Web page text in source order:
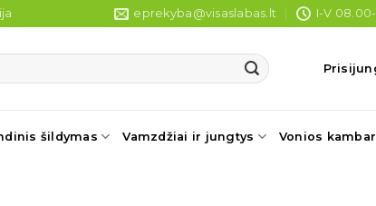
eprekyba@visaslabas.lt I-V 08.00-
šildymas Vamzdžiai ir jungtys Vonios